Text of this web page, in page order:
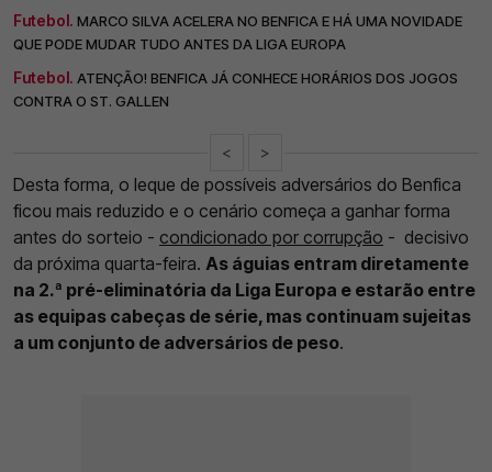
Futebol. MARCO SILVA ACELERA NO BENFICA E HÁ UMA NOVIDADE
QUE PODE MUDAR TUDO ANTES DA LIGA EUROPA
Futebol. ATENÇÃO! BENFICA JÁ CONHECE HORÁRIOS DOS JOGOS
CONTRA O ST. GALLEN
< >
Desta forma, o leque de possíveis adversários do Benfica
ficou mais reduzido e o cenário começa a ganhar forma
antes do sorteio - condicionado por corrupção - decisivo
da próxima quarta-feira. As águias entram diretamente
na 2.ª pré-eliminatória da Liga Europa e estarão entre
as equipas cabeças de série, mas continuam sujeitas
a um conjunto de adversários de peso.